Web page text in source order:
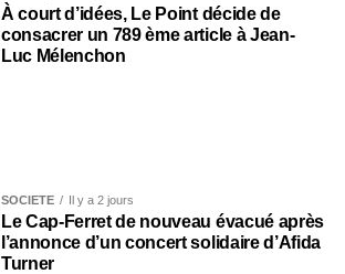
À court d’idées, Le Point décide de
consacrer un 789 ème article à Jean-
Luc Mélenchon
SOCIÉTÉ Il y a 2 jours
Le Cap-Ferret de nouveau évacué après
l’annonce d’un concert solidaire d’Afida
Turner